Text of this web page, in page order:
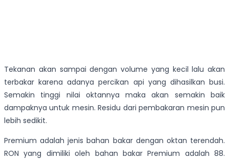
Tekanan akan sampai dengan volume yang kecil lalu akan
terbakar karena adanya percikan api yang dihasilkan busi.
Semakin tinggi nilai oktannya maka akan semakin baik
dampaknya untuk mesin. Residu dari pembakaran mesin pun
lebih sedikit.
Premium adalah jenis bahan bakar dengan oktan terendah.
RON yang dimiliki oleh bahan bakar Premium adalah 88.